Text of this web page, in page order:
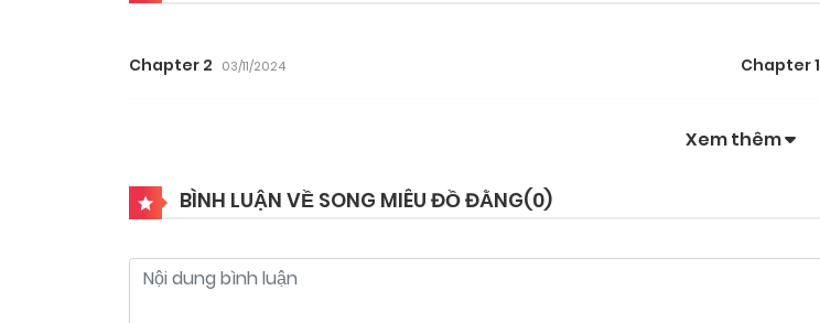
Chapter 2 03/11/2024 Chapter 1
Xem thêm
BÌNH LUẬN VỀ SONG MIÊU ĐỒ ĐẰNG(0)